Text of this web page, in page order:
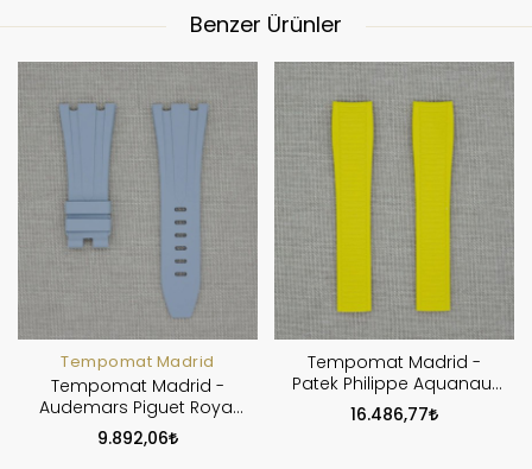
Benzer Ürünler
Tempomat Madrid
Tempomat Madrid -
Audemars Piguet Royal
Oak Offshore 42mm
Model Ailesi Uyumlu
9.892,06
Tempomat Madrid -
Patek Philippe Aquanaut
Model Ailesi Uyumlu
Kauçuk Kayış - Sarı
16.486,77